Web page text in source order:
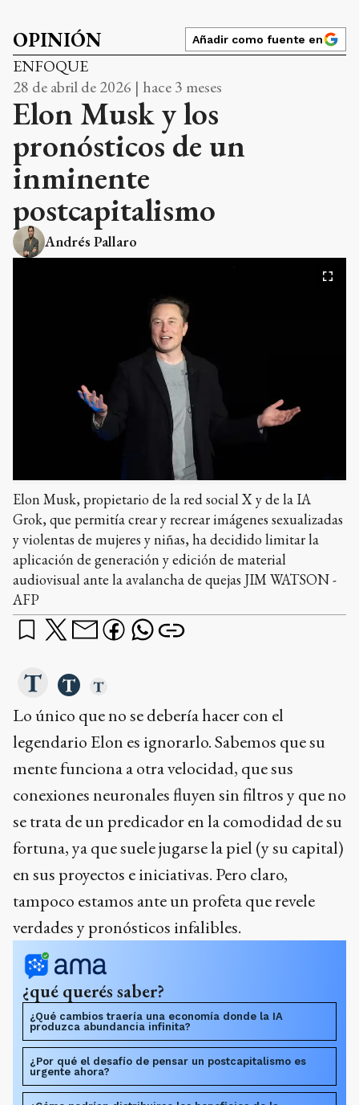
OPINIÓN Añadir como fuente en
ENFOQUE
28 de abril de 2026 | hace 3 meses
Elon Musk y los
pronósticos de un
inminente
postcapitalismo
Andrés Pallaro
Elon Musk, propietario de la red social X y de la IA
Grok, que permitía crear y recrear imágenes sexualizadas
y violentas de mujeres y niñas, ha decidido limitar la
aplicación de generación y edición de material
audiovisual ante la avalancha de quejas JIM WATSON -
AFP
Lo único que no se debería hacer con el
legendario Elon es ignorarlo. Sabemos que su
mente funciona a otra velocidad, que sus
conexiones neuronales fluyen sin filtros y que no
se trata de un predicador en la comodidad de su
fortuna, ya que suele jugarse la piel (y su capital)
en sus proyectos e iniciativas. Pero claro,
tampoco estamos ante un profeta que revele
verdades y pronósticos infalibles.
¿qué querés saber?
¿Qué cambios traería una economía donde la IA
produzca abundancia infinita?
¿Por qué el desafío de pensar un postcapitalismo es
urgente ahora?